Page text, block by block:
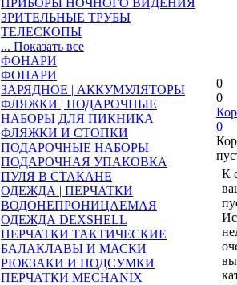
ПРИБОРЫ НОЧНОГО ВИДЕНИЯ
ЗРИТЕЛЬНЫЕ ТРУБЫ
ТЕЛЕСКОПЫ
... Показать все
ФОНАРИ
ФОНАРИ
ЗАРЯДНОЕ | АККУМУЛЯТОРЫ
ФЛЯЖКИ | ПОДАРОЧНЫЕ
НАБОРЫ ДЛЯ ПИКНИКА
ФЛЯЖКИ И СТОПКИ
ПОДАРОЧНЫЕ НАБОРЫ
ПОДАРОЧНАЯ УПАКОВКА
ПУЛЯ В СТАКАНЕ
ОДЕЖДА | ПЕРЧАТКИ
ВОДОНЕПРОНИЦАЕМАЯ
ОДЕЖДА DEXSHELL
ПЕРЧАТКИ ТАКТИЧЕСКИЕ
БАЛАКЛАВЫ И МАСКИ
РЮКЗАКИ И ПОДСУМКИ
ПЕРЧАТКИ MECHANIX
0
0
0
К